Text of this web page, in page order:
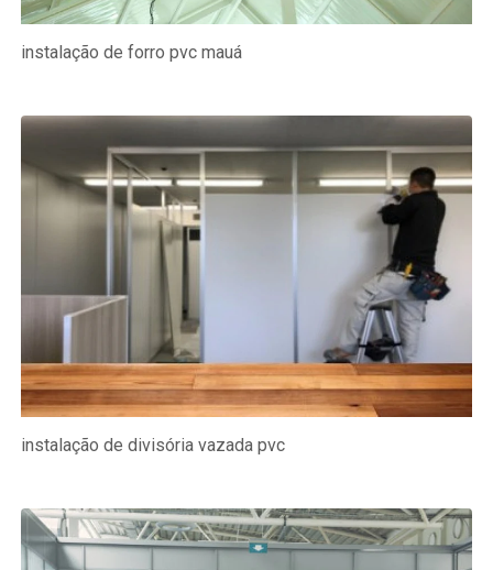
instalação de forro pvc mauá
instalação de divisória vazada pvc